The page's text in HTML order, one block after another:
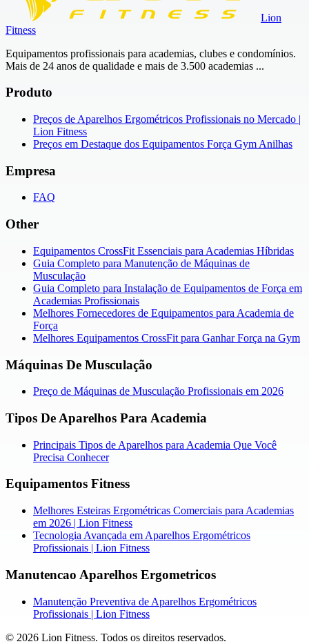
Lion
Fitness
Equipamentos profissionais para academias, clubes e condomínios.
Mais de 24 anos de qualidade e mais de 3.500 academias ...
Produto
Preços de Aparelhos Ergométricos Profissionais no Mercado |
Lion Fitness
Preços em Destaque dos Equipamentos Força Gym Anilhas
Empresa
FAQ
Other
Equipamentos CrossFit Essenciais para Academias Híbridas
Guia Completo para Manutenção de Máquinas de
Musculação
Guia Completo para Instalação de Equipamentos de Força em
Academias Profissionais
Melhores Fornecedores de Equipamentos para Academia de
Força
Melhores Equipamentos CrossFit para Ganhar Força na Gym
Máquinas De Musculação
Preço de Máquinas de Musculação Profissionais em 2026
Tipos De Aparelhos Para Academia
Principais Tipos de Aparelhos para Academia Que Você
Precisa Conhecer
Equipamentos Fitness
Melhores Esteiras Ergométricas Comerciais para Academias
em 2026 | Lion Fitness
Tecnologia Avançada em Aparelhos Ergométricos
Profissionais | Lion Fitness
Manutencao Aparelhos Ergometricos
Manutenção Preventiva de Aparelhos Ergométricos
Profissionais | Lion Fitness
© 2026 Lion Fitness. Todos os direitos reservados.